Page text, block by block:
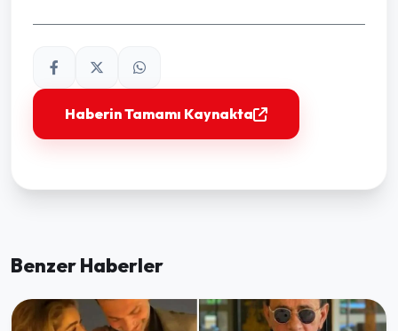
Haberin Tamamı Kaynakta
Benzer Haberler